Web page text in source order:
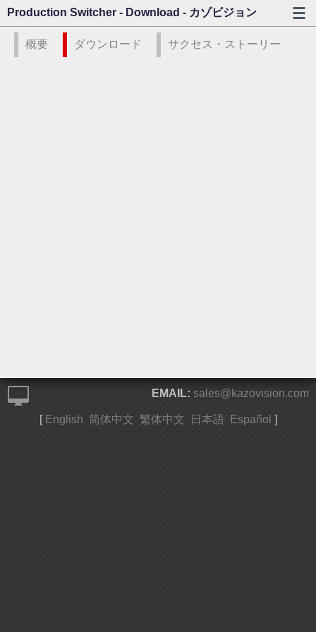
Production Switcher - Download - カゾビジョン
概要 ダウンロード サクセス・ストーリー
EMAIL: sales@kazovision.com
[ English 简体中文 繁体中文 日本語 Español ]